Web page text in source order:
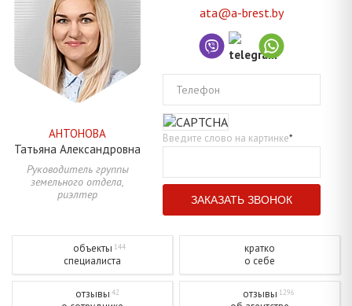
АНТОНОВА
Татьяна Александровна
Руководитель группы
земельного отдела,
риэлтер
ata@a-brest.by
Телефон
Введите слово на картинке*
объекты 144
специалиста
кратко
о себе
отзывы 42 отзывы 1296